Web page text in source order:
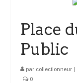
Place
Public
par collectionneur
0